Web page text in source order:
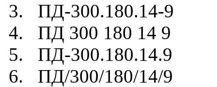
3. ПД-300.180.14-9
4. ПД 300 180 14 9
5. ПД-300.180.14.9
6. ПД/300/180/14/9